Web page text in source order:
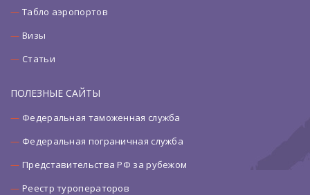
Табло аэропортов
Визы
Статьи
ПОЛЕЗНЫЕ САЙТЫ
Федеральная таможенная служба
Федеральная пограничная служба
Представительства РФ за рубежом
Реестр туроператоров